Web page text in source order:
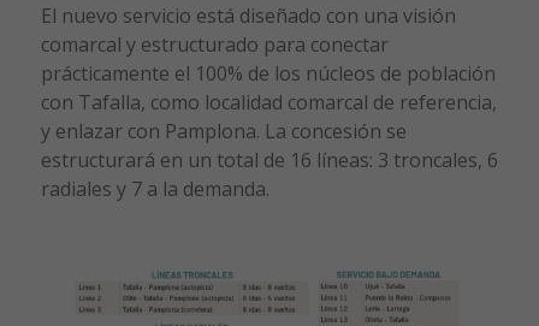
El nuevo servicio está diseñado con una visión
comarcal y estructurado para conectar
prácticamente el 100% de los núcleos de población
con Tafalla, como localidad comarcal de referencia,
y enlazar con Pamplona. La concesión se
estructurará en un total de 16 líneas: 3 troncales, 6
radiales y 7 a la demanda.